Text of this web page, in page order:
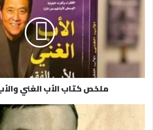
ملخص كتاب الأب الغني